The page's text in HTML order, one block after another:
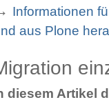
Informationen
aus Plone
diesem Artikel